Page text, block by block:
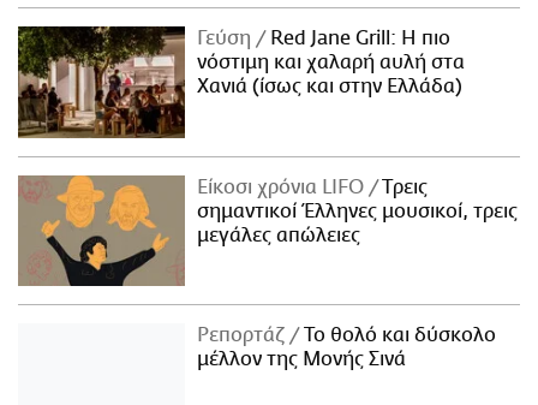
Γεύση
Red Jane Grill: Η πιο
νόστιμη και χαλαρή αυλή στα
Χανιά (ίσως και στην Ελλάδα)
Είκοσι χρόνια LIFO
Tρεις
σημαντικοί Έλληνες μουσικοί, τρεις
μεγάλες απώλειες
Ρεπορτάζ
Το θολό και δύσκολο
μέλλον της Μονής Σινά